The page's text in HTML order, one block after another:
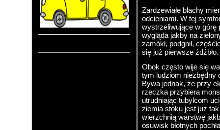
Zardzewiałe blachy
odcieniami. W tej
wystrzeliwujące w górę
wygląda jakby na
zamókł, podgnił,
się już pierwsze źdźbło.
Obok często wije się
tym ludziom niezbędny
Bywa jednak, że przy
rzeczka przybiera
utrudniając tubylcom
ziemia stoku jest już
wierzchnią warstwę
osuwisk błotnych